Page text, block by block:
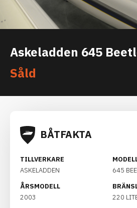
Askeladden 645
Såld
BÅTFAKTA
TILLVERKARE
ASKELADDEN
645
ÅRSMODELL
2003
220